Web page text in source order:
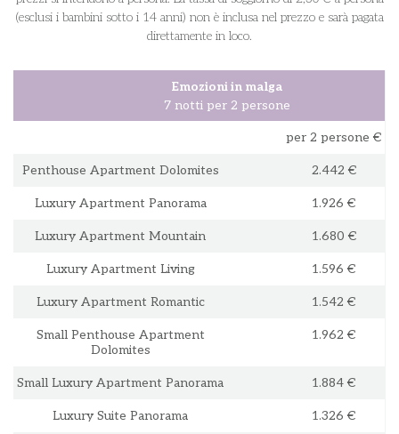
(esclusi i bambini sotto i 14 anni) non è inclusa nel prezzo e sarà pagata
direttamente in loco.
Emozioni in malga
7 notti per 2 persone
per 2 persone €
Penthouse Apartment Dolomites 2.442 €
Luxury Apartment Panorama 1.926 €
Luxury Apartment Mountain 1.680 €
Luxury Apartment Living 1.596 €
Luxury Apartment Romantic 1.542 €
Small Penthouse Apartment
Dolomites
1.962 €
Small Luxury Apartment Panorama 1.884 €
Luxury Suite Panorama 1.326 €